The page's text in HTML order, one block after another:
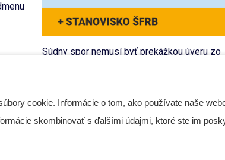
Ako platne zvolať schôdzu a
zvládnuť zápisnicu?
13 Apr 2026
Ako
Súdny spor nemusí byť prekážkou úveru zo
prostriedkov ŠFRB. Je to pravda alebo mýtus?
cookie. Informácie o tom, ako používate naše
skombinovať s ďalšími údajmi, ktoré ste im